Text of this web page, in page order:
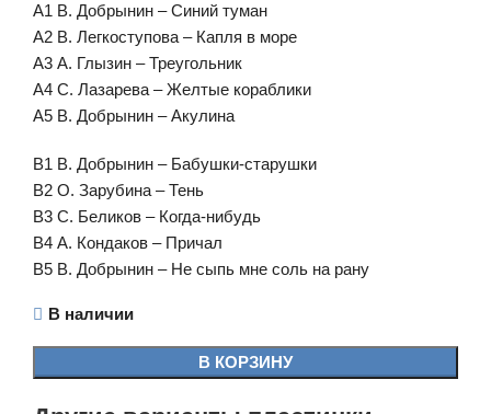
А1 В. Добрынин – Синий туман
А2 В. Легкоступова – Капля в море
А3 А. Глызин – Треугольник
А4 С. Лазарева – Желтые кораблики
А5 В. Добрынин – Акулина
В1 В. Добрынин – Бабушки-старушки
В2 О. Зарубина – Тень
В3 С. Беликов – Когда-нибудь
В4 А. Кондаков – Причал
В5 В. Добрынин – Не сыпь мне соль на рану
В наличии
В КОРЗИНУ